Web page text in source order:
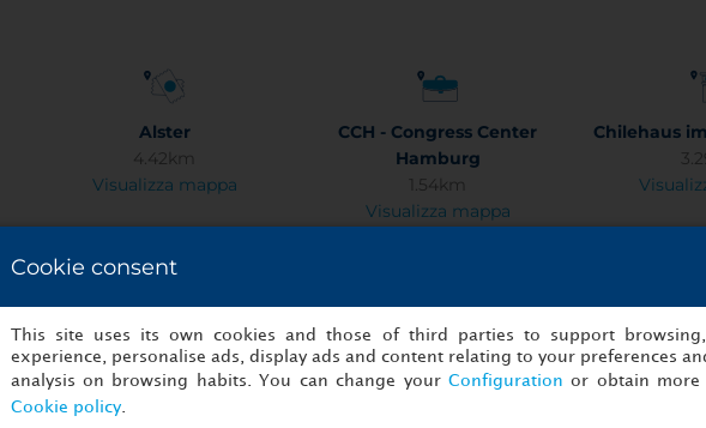
Alster
4.42km
Visualizza mappa
CCH - Congress Center
Hamburg
1.54km
Visualizza mappa
Chilehaus
2.16km
Visualizza mappa
3.54km
Visualizza mappa
Cookie consent
This site uses its own cookies and those of third parties to support
experience, personalise ads, display ads and content relating to your preferences
analysis on browsing habits. You can change your Configuration or obtain
Cookie policy.